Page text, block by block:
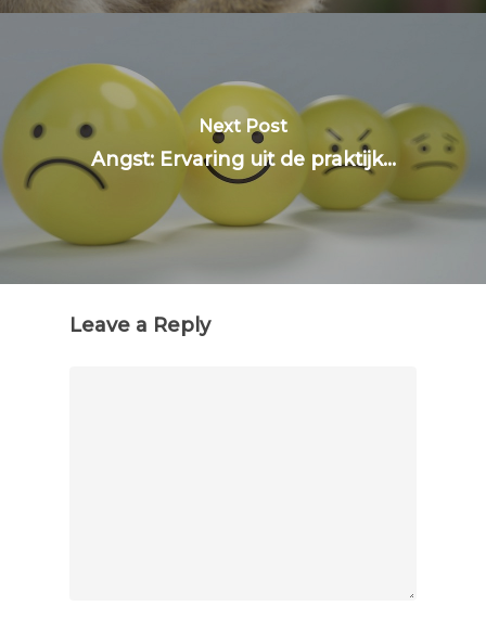
Next Post
Angst: Ervaring uit de praktijk...
Leave a Reply